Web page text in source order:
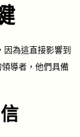
因為這直接影響到
導者，他們具備